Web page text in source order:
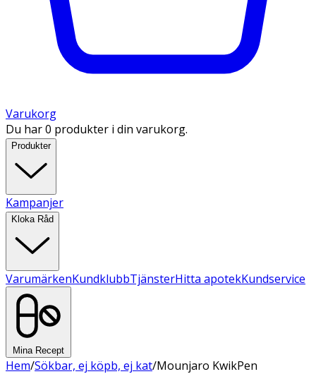
Varukorg
Du har 0 produkter i din varukorg.
Produkter
Kampanjer
Kloka Råd
VarumärkenKundklubbTjänsterHitta apotekKundservice
Mina Recept
Hem/Sökbar, ej köpb, ej kat/Mounjaro KwikPen